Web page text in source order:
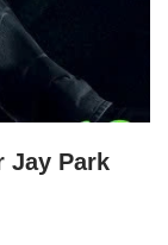
Jay Park